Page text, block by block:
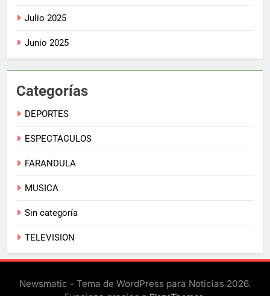
Julio 2025
Junio 2025
Categorías
DEPORTES
ESPECTACULOS
FARANDULA
MUSICA
Sin categoría
TELEVISION
Newsmatic - Tema de WordPress para Noticias 2026.